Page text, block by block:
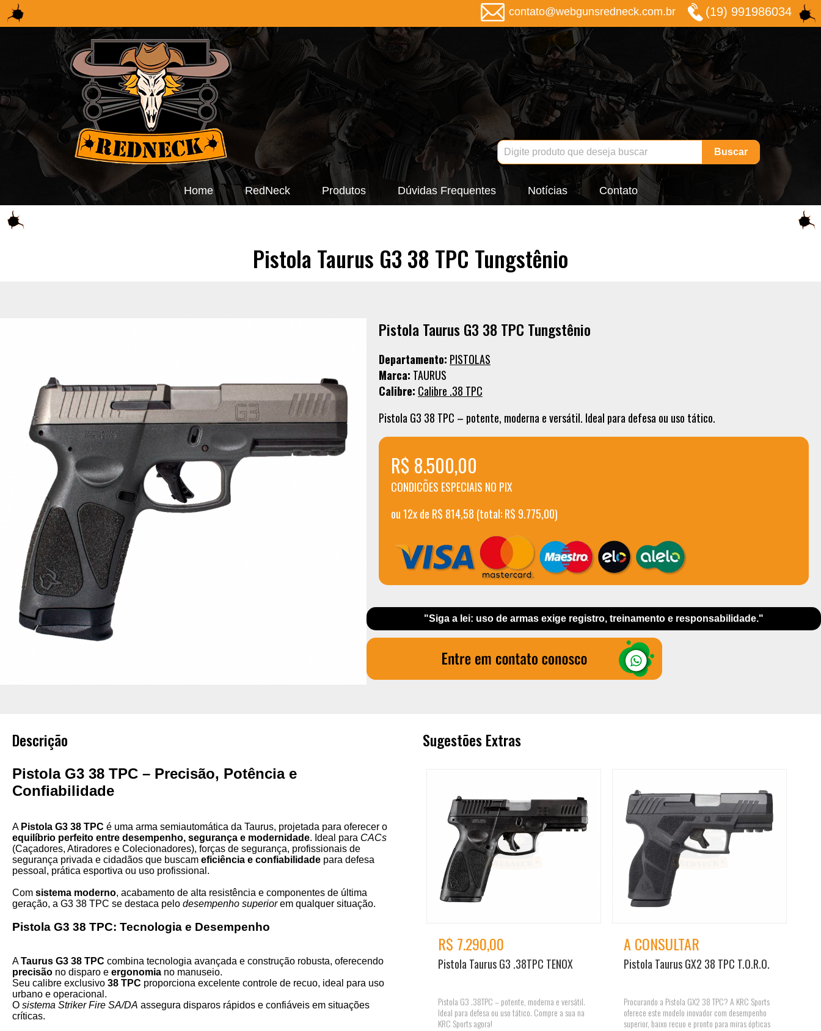
contato@webgunsredneck.com.br (19) 991986034
Buscar
Home RedNeck Produtos Dúvidas Frequentes Notícias Contato
Pistola Taurus G3 38 TPC Tungstênio
Pistola Taurus G3 38 TPC Tungstênio
Departamento: PISTOLAS
Marca: TAURUS
Calibre: Calibre .38 TPC
Pistola G3 38 TPC – potente, moderna e versátil. Ideal para defesa ou uso tático.
R$ 8.500,00
CONDICÕES ESPECIAIS NO PIX
ou 12x de R$ 814,58 (total: R$ 9.775,00)
"Siga a lei: uso de armas exige registro, treinamento e responsabilidade."
Descrição
Pistola G3 38 TPC – Precisão, Potência e
Confiabilidade
A Pistola G3 38 TPC é uma arma semiautomática da Taurus, projetada para oferecer o
equilíbrio perfeito entre desempenho, segurança e modernidade. Ideal para CACs
(Caçadores, Atiradores e Colecionadores), forças de segurança, profissionais de
segurança privada e cidadãos que buscam eficiência e confiabilidade para defesa
pessoal, prática esportiva ou uso profissional.
Com sistema moderno, acabamento de alta resistência e componentes de última
geração, a G3 38 TPC se destaca pelo desempenho superiorem qualquer situação.
Pistola G3 38 TPC: Tecnologia e Desempenho
ATaurus G3 38 TPC combina tecnologia avançada e construção robusta, oferecendo
precisão no disparo e ergonomia no manuseio.
Seu calibre exclusivo 38 TPC proporciona excelente controle de recuo, ideal para uso
urbano e operacional.
O sistema Striker Fire SA/DA assegura disparos rápidos e confiáveis em situações
críticas.
Sugestões Extras
R$ 7.290,00
Pistola Taurus G3 .38TPC TENOX
Pistola G3 .38TPC – potente, moderna e versátil.
Ideal para defesa ou uso tático. Compre a sua na
KRC Sports agora!
A CONSULTAR
Pistola Taurus GX2 38 TPC T.O.R.O.
Procurando a Pistola GX2 38 TPC? A KRC Sports
oferece este modelo inovador com desempenho
superior, baixo recuo e pronto para miras ópticas